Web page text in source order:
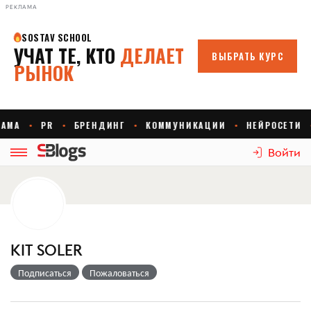
РЕКЛАМА
Войти
KIT SOLER
Подписаться Пожаловаться